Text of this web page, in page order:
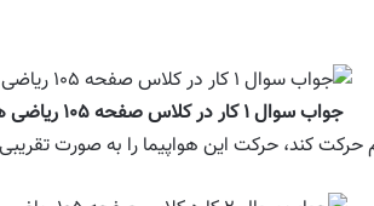
جواب سوال ۱ کار در کلاس صفحه ۱۰۵ ریاضی هفتم